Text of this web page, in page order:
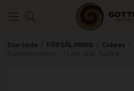
Startsida FÖRSÄLJNING Crêpes